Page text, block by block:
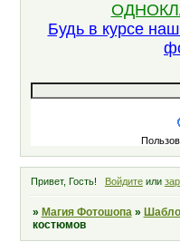
Будь в курсе
Привет, Гость! Войдитеили
» Магия Фотошопа »
костюмов